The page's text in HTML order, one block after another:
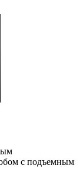
с подъемным